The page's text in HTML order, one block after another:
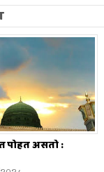
(दिव्य कुरआन)